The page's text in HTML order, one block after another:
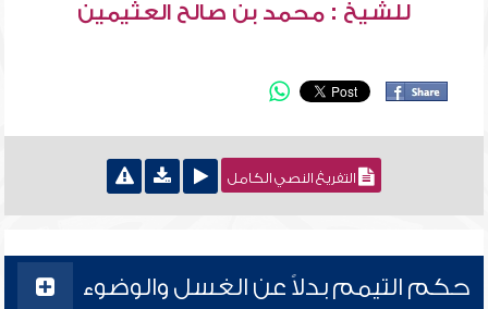
للشيخ : محمد بن صالح العثيمين
التفريغ النصي الكامل
حكم التيمم بدلاً عن الغسل والوضوء